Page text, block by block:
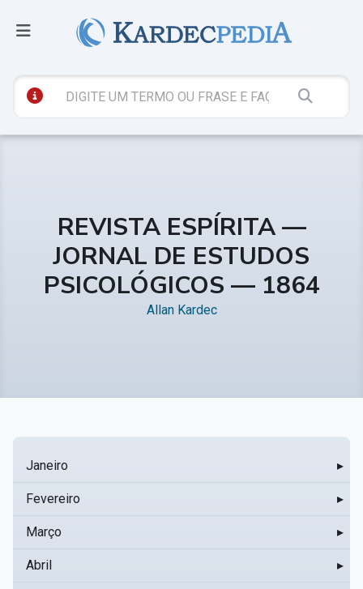
REVISTA ESPÍRITA —
JORNAL DE ESTUDOS
PSICOLÓGICOS — 1864
Allan Kardec
Janeiro ▸
Fevereiro ▸
Março ▸
Abril ▸